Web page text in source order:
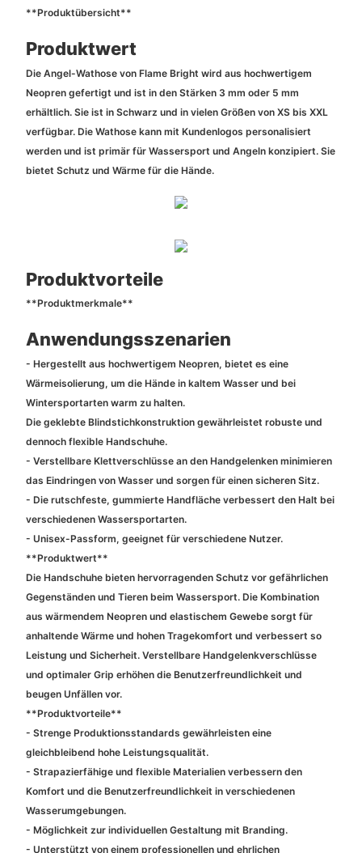
**Produktübersicht**
Produktwert
Die Angel-Wathose von Flame Bright wird aus hochwertigem
Neopren gefertigt und ist in den Stärken 3 mm oder 5 mm
erhältlich. Sie ist in Schwarz und in vielen Größen von XS bis XXL
verfügbar. Die Wathose kann mit Kundenlogos personalisiert
werden und ist primär für Wassersport und Angeln konzipiert. Sie
bietet Schutz und Wärme für die Hände.
Produktvorteile
**Produktmerkmale**
Anwendungsszenarien
- Hergestellt aus hochwertigem Neopren, bietet es eine
Wärmeisolierung, um die Hände in kaltem Wasser und bei
Wintersportarten warm zu halten.
Die geklebte Blindstichkonstruktion gewährleistet robuste und
dennoch flexible Handschuhe.
- Verstellbare Klettverschlüsse an den Handgelenken minimieren
das Eindringen von Wasser und sorgen für einen sicheren Sitz.
- Die rutschfeste, gummierte Handfläche verbessert den Halt bei
verschiedenen Wassersportarten.
- Unisex-Passform, geeignet für verschiedene Nutzer.
**Produktwert**
Die Handschuhe bieten hervorragenden Schutz vor gefährlichen
Gegenständen und Tieren beim Wassersport. Die Kombination
aus wärmendem Neopren und elastischem Gewebe sorgt für
anhaltende Wärme und hohen Tragekomfort und verbessert so
Leistung und Sicherheit. Verstellbare Handgelenkverschlüsse
und optimaler Grip erhöhen die Benutzerfreundlichkeit und
beugen Unfällen vor.
**Produktvorteile**
- Strenge Produktionsstandards gewährleisten eine
gleichbleibend hohe Leistungsqualität.
- Strapazierfähige und flexible Materialien verbessern den
Komfort und die Benutzerfreundlichkeit in verschiedenen
Wasserumgebungen.
- Möglichkeit zur individuellen Gestaltung mit Branding.
- Unterstützt von einem professionellen und ehrlichen